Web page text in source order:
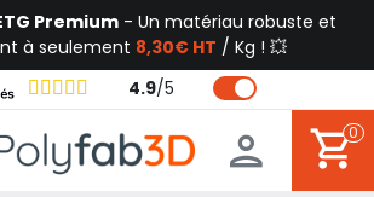
Premium - Un matériau robuste et
à seulement 8,30€ HT / Kg ! 💥
4.9/5
0